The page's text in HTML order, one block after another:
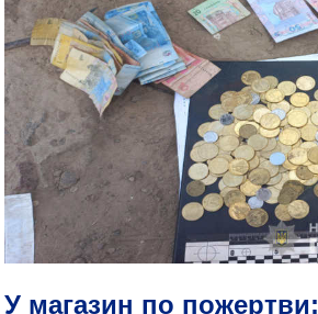
У магазин по пожертви: